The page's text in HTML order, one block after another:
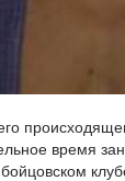
время